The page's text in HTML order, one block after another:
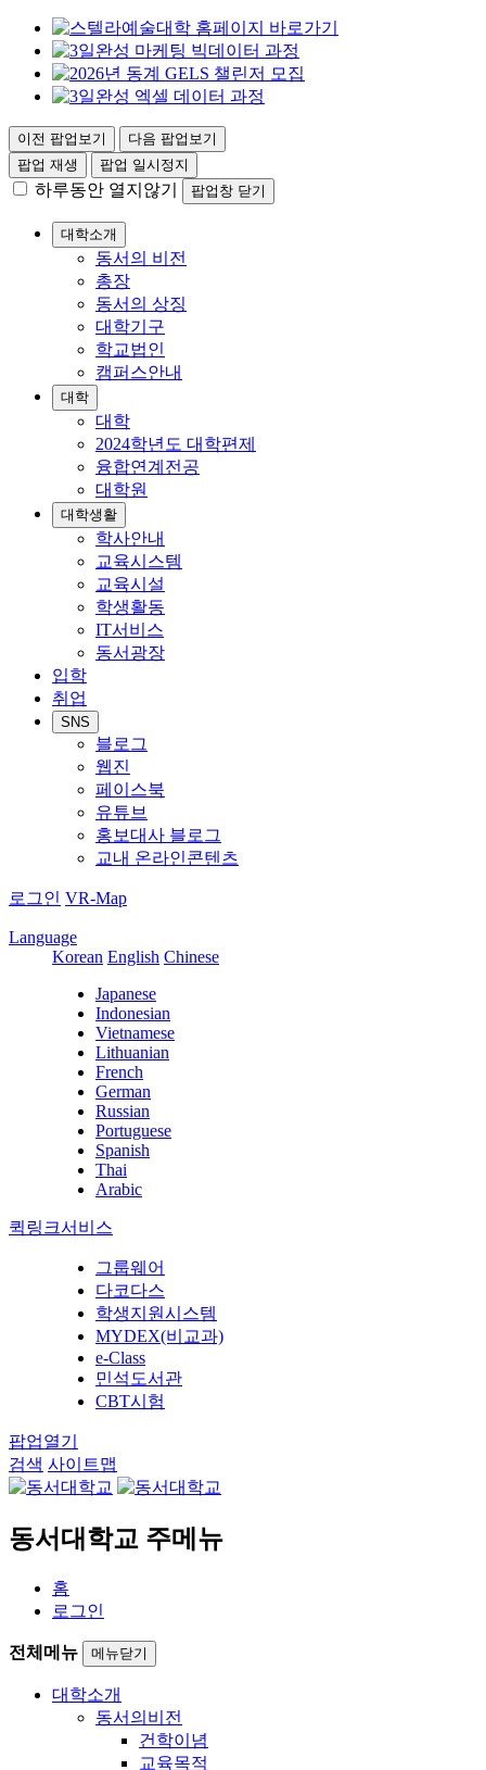
이전 팝업보기
다음 팝업보기
팝업 재생
팝업 일시정지
하루동안 열지않기 팝업창 닫기
대학소개
동서의 비전
총장
동서의 상징
대학기구
학교법인
캠퍼스안내
대학
대학
2024학년도 대학편제
융합연계전공
대학원
대학생활
학사안내
교육시스템
교육시설
학생활동
IT서비스
동서광장
입학
취업
SNS
블로그
웹진
페이스북
유튜브
홍보대사 블로그
교내 온라인콘텐츠
로그인 VR-Map
Language
Korean English Chinese
Japanese
Indonesian
Vietnamese
Lithuanian
French
German
Russian
Portuguese
Spanish
Thai
Arabic
퀵링크서비스
그룹웨어
다코다스
학생지원시스템
MYDEX(비교과)
e-Class
민석도서관
CBT시험
팝업열기
검색 사이트맵
동서대학교 주메뉴
홈
로그인
전체메뉴 메뉴닫기
대학소개
동서의비전
건학이념
교육목적